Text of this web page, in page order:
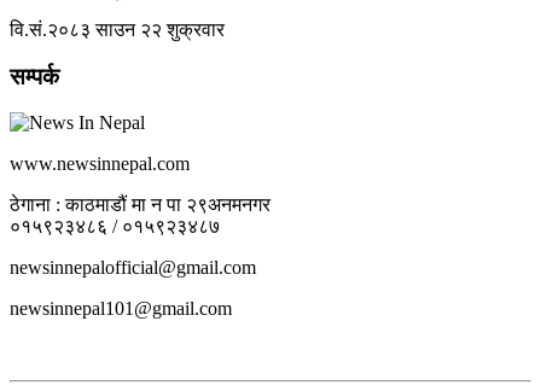
वि.सं.२०८३ साउन २२ शुक्रवार
सम्पर्क
www.newsinnepal.com
ठेगाना : काठमाडौं मा न पा २९अनमनगर
०१५९२३४८६ / ०१५९२३४८७
newsinnepalofficial@gmail.com
newsinnepal101@gmail.com